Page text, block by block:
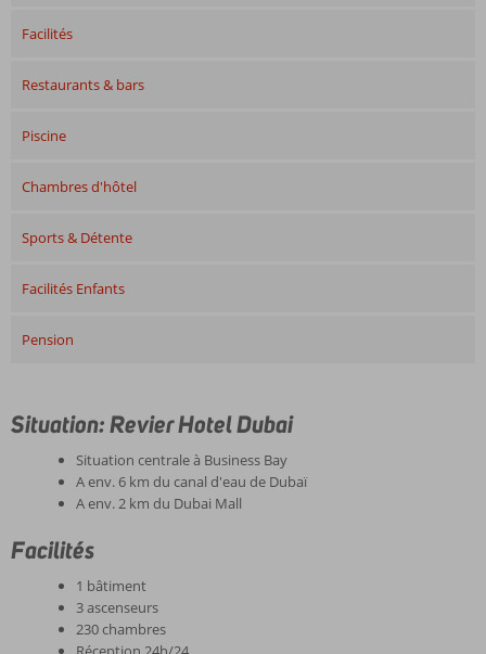
Facilités
Restaurants & bars
Piscine
Chambres d'hôtel
Sports & Détente
Facilités Enfants
Pension
Situation: Revier Hotel Dubai
Situation centrale à Business Bay
A env. 6 km du canal d'eau de Dubaï
A env. 2 km du Dubai Mall
Facilités
1 bâtiment
3 ascenseurs
230 chambres